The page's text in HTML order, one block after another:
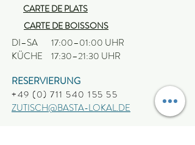
CARTE DE PLATS
CARTE DE BOISSONS
DI–SA
KÜCHE
RESERVIERUNG
+49 (0) 711 540 155 55
ZUTISCH@BASTA-LOKAL.DE
17:00–01:00 UHR
17:30–21:30 UHR